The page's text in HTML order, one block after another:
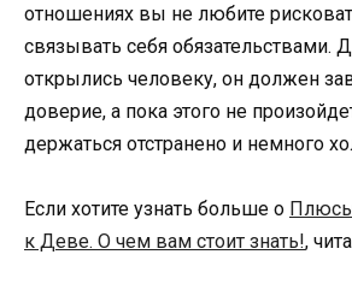
отношениях вы не любите
связывать себя обязательствами.
открылись человеку, он должен
доверие, а пока этого не
держаться отстранено и немного
Если хотите узнать больше о
к Деве. О чем вам стоит знать!,